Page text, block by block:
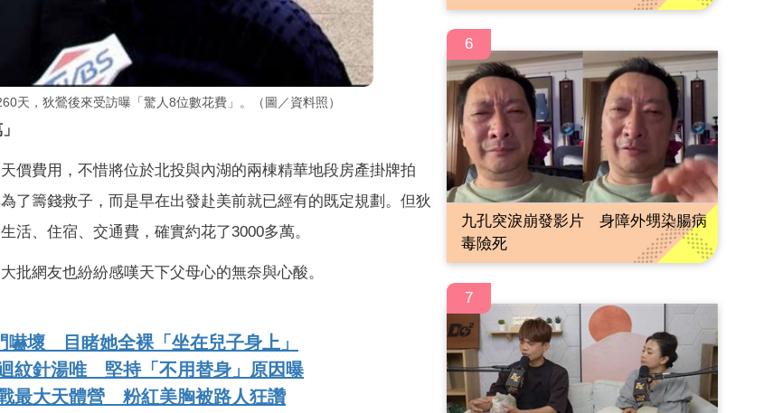
天，狄鶯後來受訪曝「驚人8位數花費」。（圖／資料照）
價費用，不惜將位於北投與內湖的兩棟精華地段房產掛牌拍
了籌錢救子，而是早在出發赴美前就已經有的既定規劃。但狄
活、住宿、交通費，確實約花了3000多萬。
批網友也紛紛感嘆天下父母心的無奈與心酸。
壞 目睹她全裸「坐在兒子身上」
紋針湯唯 堅持「不用替身」原因曝
最大天體營 粉紅美胸被路人狂讚
6
九孔突淚崩發影片 身障外甥染腸病
毒險死
7